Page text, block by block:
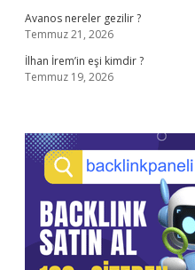
Avanos nereler gezilir ?
Temmuz 21, 2026
İlhan İrem’in eşi kimdir ?
Temmuz 19, 2026